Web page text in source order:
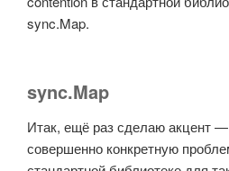
sync.Map.
sync.Map
Итак, ещё раз сделаю акцент
совершенно конкретную